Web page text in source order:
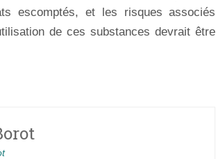
escomptés, et les risques associés
de ces substances devrait être